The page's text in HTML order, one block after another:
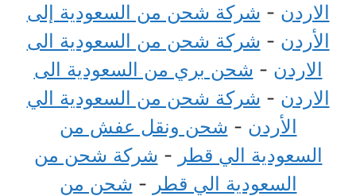
الاردن - شركة شحن من السعودية إلى
الأردن - شركة شحن من السعودية الى
الاردن - شحن بري من السعودية الى
الاردن - شركة شحن من السعودية الي
الأردن - شحن ونقل عفش من
السعودية الي قطر - شركة شحن من
السعودية الي قطر - شحن من